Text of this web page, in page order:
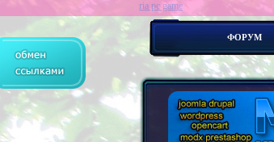
ФОРУМ
ria pc game